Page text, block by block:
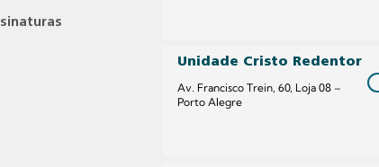
Unidade Cristo Redentor
Av. Francisco Trein, 60, Loja 08 –
Porto Alegre